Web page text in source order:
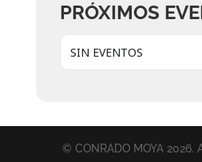
PRÓXIMOS
SIN EVENTOS
© CONRADO MOYA 2026.